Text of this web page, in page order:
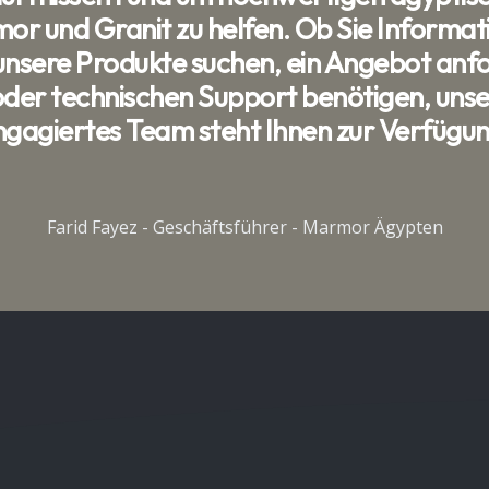
und Granit zu helfen. Ob Sie
Produkte suchen, ein Angebot
technischen Support benötigen,
Team steht Ihnen zur
Farid Fayez - Geschäftsführer - Marmor Ägypten